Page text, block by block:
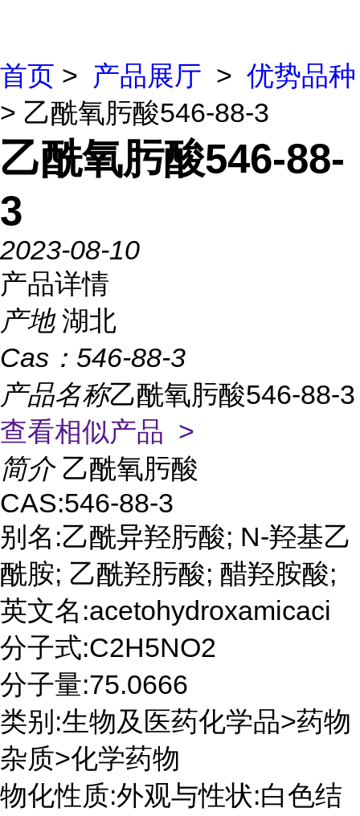
首页 > 产品展厅 > 优势品种
> 乙酰氧肟酸546-88-3
乙酰氧肟酸546-88-
3
2023-08-10
产品详情
产地 湖北
Cas： 546-88-3
产品名称乙酰氧肟酸546-88-3
查看相似产品 >
简介 乙酰氧肟酸
CAS:546-88-3
别名:乙酰异羟肟酸; N-羟基乙
酰胺; 乙酰羟肟酸; 醋羟胺酸;
英文名:acetohydroxamicaci
分子式:C2H5NO2
分子量:75.0666
类别:生物及医药化学品>药物
杂质>化学药物
物化性质:外观与性状:白色结